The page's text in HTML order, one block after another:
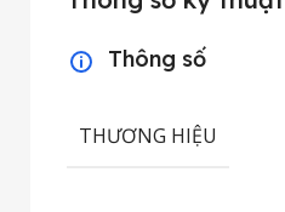
Thông số
THƯƠNG HIỆU